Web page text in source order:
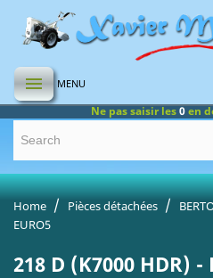
 MENU
Ne pas saisir les0en
Home Pièces détachées
EURO5
218 D (K7000 HDR) -